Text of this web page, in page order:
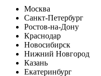
Москва
Санкт-Петербург
Ростов-на-Дону
Краснодар
Новосибирск
Нижний Новгород
Казань
Екатеринбург